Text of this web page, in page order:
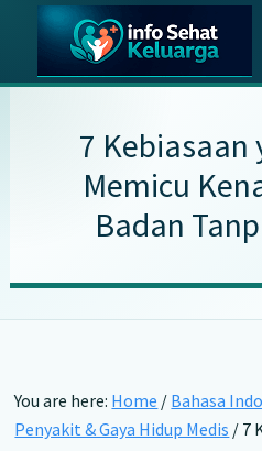
main
primary
footerInfo
Keluarga
Temukan
Informasi
Kesehatan
Keluarga
Terpercaya
7 Kebiasaan
Memicu
Badan
You are here: Home / Bahasa
Penyakit & Gaya Hidup Medis / 7